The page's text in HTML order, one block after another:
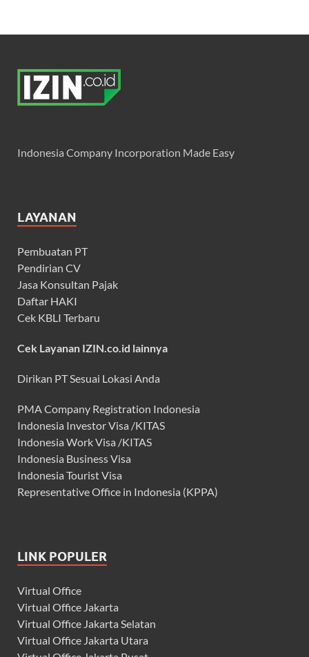
Indonesia Company Incorporation Made Easy
LAYANAN
Pembuatan PT
Pendirian CV
Jasa Konsultan Pajak
Daftar HAKI
Cek KBLI Terbaru
Cek Layanan IZIN.co.id lainnya
Dirikan PT Sesuai Lokasi Anda
PMA Company Registration Indonesia
Indonesia Investor Visa /KITAS
Indonesia Work Visa /KITAS
Indonesia Business Visa
Indonesia Tourist Visa
Representative Office in Indonesia (KPPA)
LINK POPULER
Virtual Office
Virtual Office Jakarta
Virtual Office Jakarta Selatan
Virtual Office Jakarta Utara